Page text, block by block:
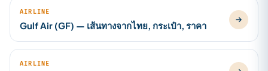
AIRLINE
Gulf Air (GF) — เส้นทางจากไทย, กระเป๋า, ราคา
AIRLINE